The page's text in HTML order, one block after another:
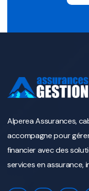
Alperea Assurances,
accompagne pour
financier avec des
services en assurance,